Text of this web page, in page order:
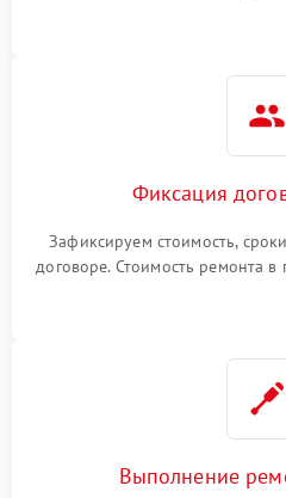
Фиксация
Зафиксируем стоимость,
договоре. Стоимость ремонта в
Выполнение